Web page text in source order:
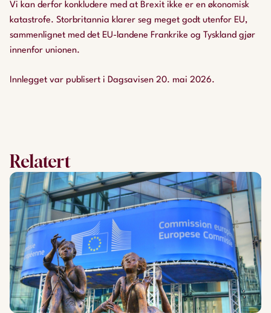
Vi kan derfor konkludere med at Brexit ikke er en økonomisk
katastrofe. Storbritannia klarer seg meget godt utenfor EU,
sammenlignet med det EU-landene Frankrike og Tyskland gjør
innenfor unionen.
Innlegget var publisert i Dagsavisen 20. mai 2026.
Relatert